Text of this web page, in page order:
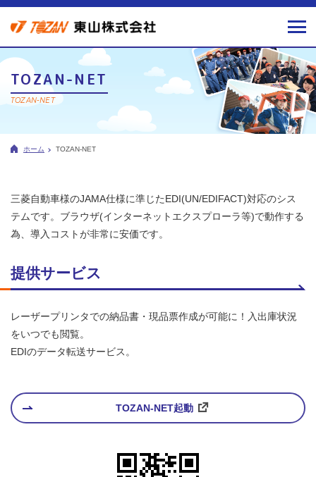
TOZAN-NET
TOZAN-NET
ホーム TOZAN-NET
三菱自動車様のJAMA仕様に準じたEDI(UN/EDIFACT)対応のシス
テムです。ブラウザ(インターネットエクスプローラ等)で動作する
為、導入コストが非常に安価です。
提供サービス
レーザープリンタでの納品書・現品票作成が可能に！入出庫状況
をいつでも閲覧。
EDIのデータ転送サービス。
TOZAN-NET起動